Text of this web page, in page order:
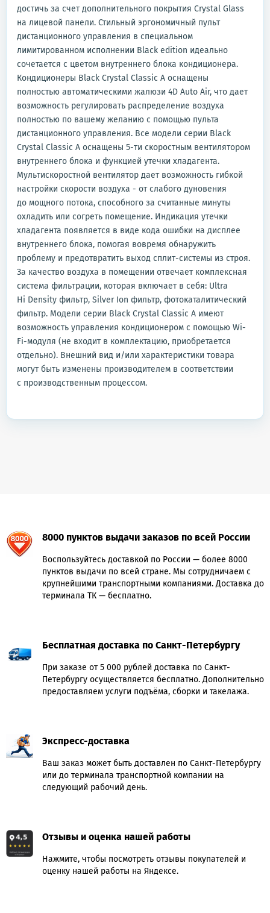
достичь за счет дополнительного покрытия Crystal Glass
на лицевой панели. Стильный эргономичный пульт
дистанционного управления в специальном
лимитированном исполнении Black edition идеально
сочетается с цветом внутреннего блока кондиционера.
Кондиционеры Black Crystal Classic A оснащены
полностью автоматическими жалюзи 4D Auto Air, что дает
возможность регулировать распределение воздуха
полностью по вашему желанию с помощью пульта
дистанционного управления. Все модели серии Black
Crystal Classic A оснащены 5-ти скоростным вентилятором
внутреннего блока и функцией утечки хладагента.
Мультискоростной вентилятор дает возможность гибкой
настройки скорости воздуха - от слабого дуновения
до мощного потока, способного за считанные минуты
охладить или согреть помещение. Индикация утечки
хладагента появляется в виде кода ошибки на дисплее
внутреннего блока, помогая вовремя обнаружить
проблему и предотвратить выход сплит-системы из строя.
За качество воздуха в помещении отвечает комплексная
система фильтрации, которая включает в себя: Ultra
Hi Density фильтр, Silver Ion фильтр, фотокаталитический
фильтр. Модели серии Black Crystal Classic A имеют
возможность управления кондиционером с помощью Wi-
Fi-модуля (не входит в комплектацию, приобретается
отдельно). Внешний вид и/или характеристики товара
могут быть изменены производителем в соответствии
с производственным процессом.
8000 пунктов выдачи заказов по всей России
Воспользуйтесь доставкой по России — более 8000
пунктов выдачи по всей стране. Мы сотрудничаем с
крупнейшими транспортными компаниями. Доставка до
терминала ТК — бесплатно.
Бесплатная доставка по Санкт-Петербургу
При заказе от 5 000 рублей доставка по Санкт-
Петербургу осуществляется бесплатно. Дополнительно
предоставляем услуги подъёма, сборки и такелажа.
Экспресс-доставка
Ваш заказ может быть доставлен по Санкт-Петербургу
или до терминала транспортной компании на
следующий рабочий день.
Отзывы и оценка нашей работы
Нажмите, чтобы посмотреть отзывы покупателей и
оценку нашей работы на Яндексе.